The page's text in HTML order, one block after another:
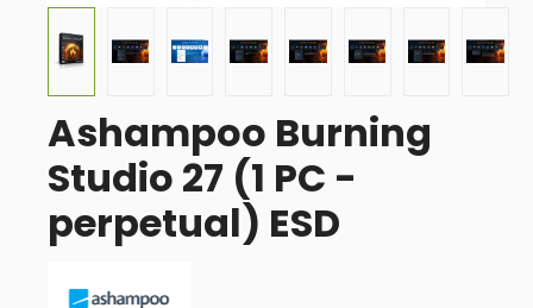
Ashampoo Burning
Studio 27 (1 PC -
perpetual) ESD